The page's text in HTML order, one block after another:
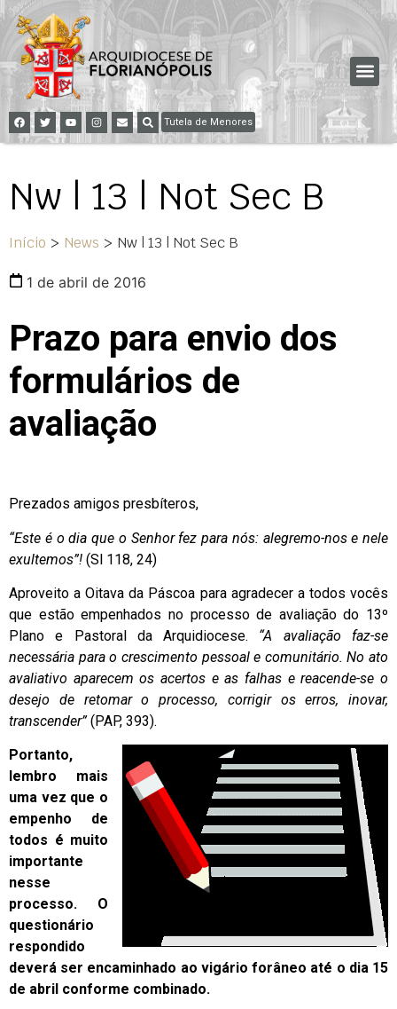
Tutela de Menores
Nw | 13 | Not Sec B
Início > News > Nw | 13 | Not Sec B
1 de abril de 2016
Prazo para envio dos
formulários de
avaliação
Prezados amigos presbíteros,
“Este é o dia que o Senhor fez para nós: alegremo-nos e nele
exultemos”! (Sl 118, 24)
Aproveito a Oitava da Páscoa para agradecer a todos vocês
que estão empenhados no processo de avaliação do 13º
Plano e Pastoral da Arquidiocese. “A avaliação faz-se
necessária para o crescimento pessoal e comunitário. No ato
avaliativo aparecem os acertos e as falhas e reacende-se o
desejo de retomar o processo, corrigir os erros, inovar,
transcender”(PAP, 393).
Portanto,
lembro mais
uma vez que o
empenho de
todos é muito
importante
nesse
processo. O
questionário
respondido
deverá ser encaminhado ao vigário forâneo até o dia 15
de abril conforme combinado.